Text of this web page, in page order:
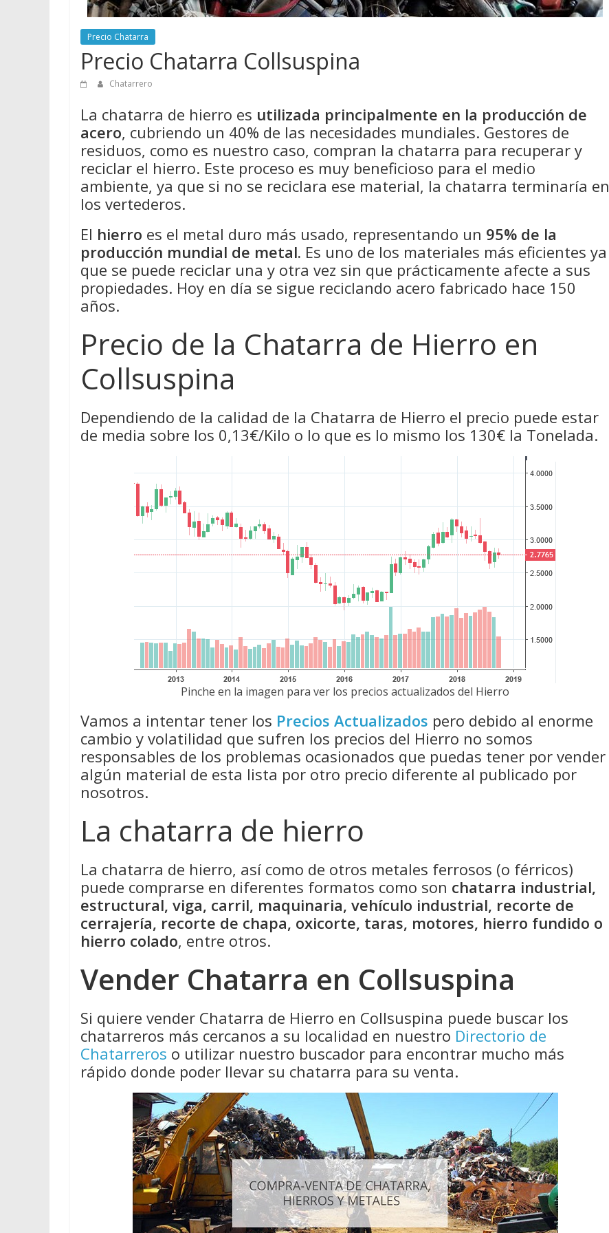
Precio Chatarra
Precio Chatarra Collsuspina
Chatarrero
La chatarra de hierro es utilizada principalmente en la producción de
acero, cubriendo un 40% de las necesidades mundiales. Gestores de
residuos, como es nuestro caso, compran la chatarra para recuperar y
reciclar el hierro. Este proceso es muy beneficioso para el medio
ambiente, ya que si no se reciclara ese material, la chatarra terminaría en
los vertederos.
El hierro es el metal duro más usado, representando un 95% de la
producción mundial de metal. Es uno de los materiales más eficientes ya
que se puede reciclar una y otra vez sin que prácticamente afecte a sus
propiedades. Hoy en día se sigue reciclando acero fabricado hace 150
años.
Precio de la Chatarra de Hierro en
Collsuspina
Dependiendo de la calidad de la Chatarra de Hierro el precio puede estar
de media sobre los 0,13€/Kilo o lo que es lo mismo los 130€ la Tonelada.
Pinche en la imagen para ver los precios actualizados del Hierro
Vamos a intentar tener los Precios Actualizados pero debido al enorme
cambio y volatilidad que sufren los precios del Hierro no somos
responsables de los problemas ocasionados que puedas tener por vender
algún material de esta lista por otro precio diferente al publicado por
nosotros.
La chatarra de hierro
La chatarra de hierro, así como de otros metales ferrosos (o férricos)
puede comprarse en diferentes formatos como son chatarra industrial,
estructural, viga, carril, maquinaria, vehículo industrial, recorte de
cerrajería, recorte de chapa, oxicorte, taras, motores, hierro fundido o
hierro colado, entre otros.
Vender Chatarra en Collsuspina
Si quiere vender Chatarra de Hierro en Collsuspina puede buscar los
chatarreros más cercanos a su localidad en nuestro Directorio de
Chatarreros o utilizar nuestro buscador para encontrar mucho más
rápido donde poder llevar su chatarra para su venta.